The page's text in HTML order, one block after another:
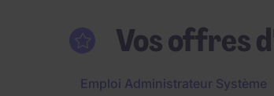
Vos offres
Emploi Administrateur Système